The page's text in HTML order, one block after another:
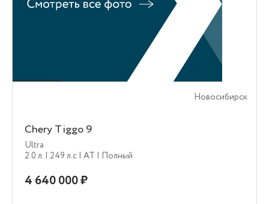
Новосибирск
Chery Tiggo 9
Ultra
2.0 л. | 249 л.c | AT | Полный
4 640 000 ₽